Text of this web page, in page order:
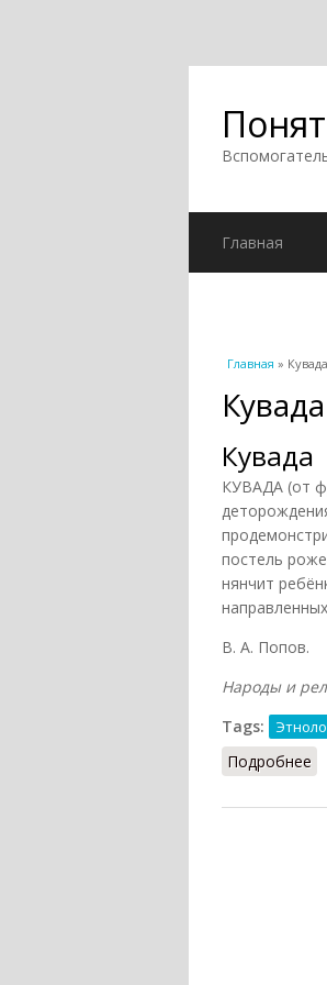
Главная
Вы здесь
Главная » Кувада
Кувада
Кувада
КУВАДА (от
постель
нянчит
В. А. Попов.
Народы и
Tags:
Подробнее